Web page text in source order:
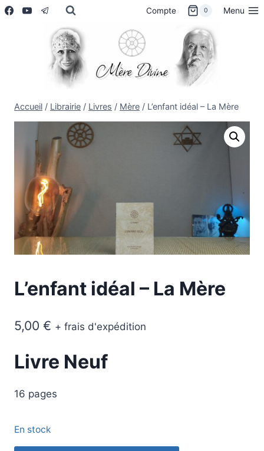
Aller
Compte 0 Menu
Accueil / Librairie / Livres / Mère / L’enfant idéal – La Mère
L’enfant idéal – La Mère
5,00 € + frais d'expédition
Livre Neuf
16 pages
En stock